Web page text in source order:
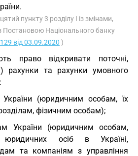
пункту 3 розділу I із змінами,
Постановою Національного банку
від 03.09.2020 )
право відкривати поточні,
рахунки та рахунки умовного
(юридичним особам, їх
фізичним особам);
України (юридичним особам,
юридичних осіб в Україні,
та компаніям з управління